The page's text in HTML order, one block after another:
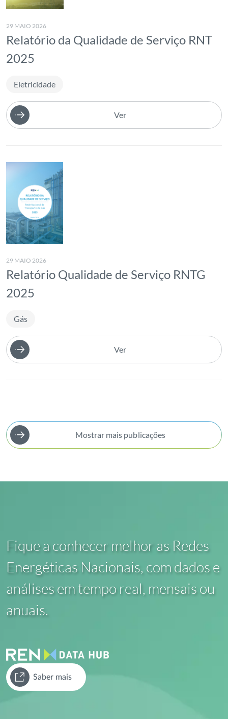
2009
2008
29 MAIO 2026
Relatório da Qualidade de Serviço RNT
2025
Eletricidade
Ver
29 MAIO 2026
Relatório Qualidade de Serviço RNTG
2025
Gás
Ver
Mostrar mais publicações
Fique a conhecer melhor as Redes
Energéticas Nacionais, com dados e
análises em tempo real, mensais ou
anuais.
Saber mais